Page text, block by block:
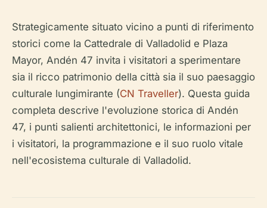
Strategicamente situato vicino a punti di riferimento
storici come la Cattedrale di Valladolid e Plaza
Mayor, Andén 47 invita i visitatori a sperimentare
sia il ricco patrimonio della città sia il suo paesaggio
culturale lungimirante (CN Traveller). Questa guida
completa descrive l'evoluzione storica di Andén
47, i punti salienti architettonici, le informazioni per
i visitatori, la programmazione e il suo ruolo vitale
nell'ecosistema culturale di Valladolid.